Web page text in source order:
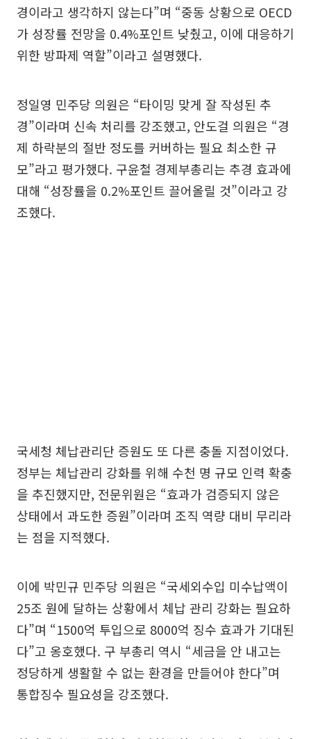
경이라고 생각하지 않는다”며 “중동 상황으로 OECD
가 성장률 전망을 0.4%포인트 낮췄고, 이에 대응하기
위한 방파제 역할”이라고 설명했다.
정일영 민주당 의원은 “타이밍 맞게 잘 작성된 추
경”이라며 신속 처리를 강조했고, 안도걸 의원은 “경
제 하락분의 절반 정도를 커버하는 필요 최소한 규
모”라고 평가했다. 구윤철 경제부총리는 추경 효과에
대해 “성장률을 0.2%포인트 끌어올릴 것”이라고 강
조했다.
국세청 체납관리단 증원도 또 다른 충돌 지점이었다.
정부는 체납관리 강화를 위해 수천 명 규모 인력 확충
을 추진했지만, 전문위원은 “효과가 검증되지 않은
상태에서 과도한 증원”이라며 조직 역량 대비 무리라
는 점을 지적했다.
이에 박민규 민주당 의원은 “국세외수입 미수납액이
25조 원에 달하는 상황에서 체납 관리 강화는 필요하
다”며 “1500억 투입으로 8000억 징수 효과가 기대된
다”고 옹호했다. 구 부총리 역시 “세금을 안 내고는
정당하게 생활할 수 없는 환경을 만들어야 한다”며
통합징수 필요성을 강조했다.